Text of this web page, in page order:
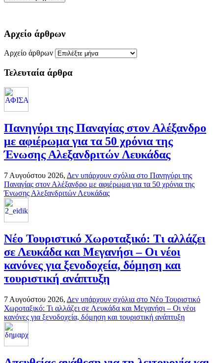
Αρχείο άρθρων
Αρχείο άρθρων
Τελευταία άρθρα
Πανηγύρι της Παναγίας στον Αλέξανδρο
με αφιέρωμα για τα 50 χρόνια της
Ένωσης Αλεξανδριτών Λευκάδας
7 Αυγούστου 2026, Δεν υπάρχουν σχόλια στο Πανηγύρι της
Παναγίας στον Αλέξανδρο με αφιέρωμα για τα 50 χρόνια της
Ένωσης Αλεξανδριτών Λευκάδας
Νέο Τουριστικό Χωροταξικό: Τι αλλάζει
σε Λευκάδα και Μεγανήσι – Οι νέοι
κανόνες για ξενοδοχεία, δόμηση και
τουριστική ανάπτυξη
7 Αυγούστου 2026, Δεν υπάρχουν σχόλια στο Νέο Τουριστικό
Χωροταξικό: Τι αλλάζει σε Λευκάδα και Μεγανήσι – Οι νέοι
κανόνες για ξενοδοχεία, δόμηση και τουριστική ανάπτυξη